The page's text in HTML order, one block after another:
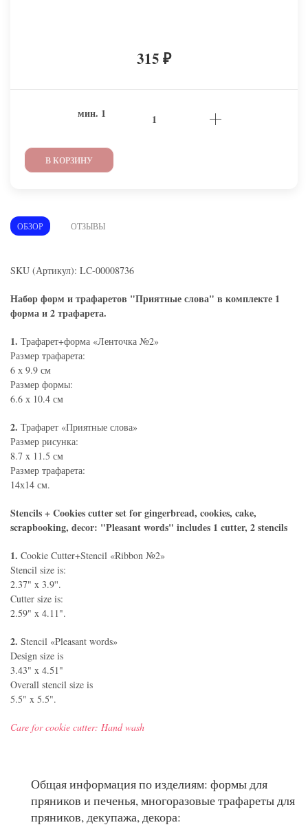
315 ₽
мин. 1
В КОРЗИНУ
ОБЗОР ОТЗЫВЫ
SKU (Артикул): LC-00008736
Набор форм и трафаретов "Приятные слова" в комплекте 1
форма и 2 трафарета.
1. Трафарет+форма «Ленточка №2»
Размер трафарета:
6 х 9.9 см
Размер формы:
6.6 х 10.4 см
2. Трафарет «Приятные слова»
Размер рисунка:
8.7 x 11.5 см
Размер трафарета:
14х14 см.
Stencils + Cookies cutter set for gingerbread, cookies, cake,
scrapbooking, decor: "Pleasant words" includes 1 cutter, 2 stencils
1. Cookie Cutter+Stencil «Ribbon №2»
Stencil size is:
2.37" x 3.9''.
Cutter size is:
2.59" x 4.11".
2. Stencil «Pleasant words»
Design size is
3.43" x 4.51"
Overall stencil size is
5.5" x 5.5".
Care for cookie cutter: Hand wash
Общая информация по изделиям: формы для
пряников и печенья, многоразовые трафареты для
пряников, декупажа, декора: